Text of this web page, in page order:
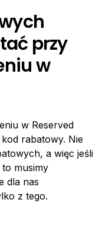
przy
w
w Reserved
rabatowy. Nie
a więc jeśli
to musimy
dla nas
z tego.